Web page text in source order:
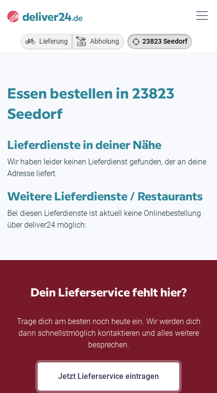
Lieferung Abholung 23823 Seedorf
Essen bestellen in 23823
Seedorf
Lieferdienste in deiner Nähe
Wir haben leider keinen Lieferdienst gefunden, der an deine
Adresse liefert.
Weitere Lieferdienste / Restaurants
Bei diesen Lieferdienste ist aktuell keine Onlinebestellung
über deliver24 möglich:
Dein Lieferservice fehlt hier?
Trage dich am besten noch heute ein. Wir werden dich
dann schnellstmöglich kontaktieren und alles weitere
besprechen.
Jetzt Lieferservice eintragen